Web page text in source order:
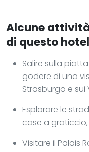
Alcune
di questo hotel
Salire sulla
godere di una
Strasburgo e
Esplorare le
case a
Visitare il Palais